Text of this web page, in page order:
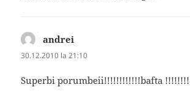
andrei
30.12.2010 la 21:10
Superbi porumbeii!!!!!!!!!!!!bafta !!!!!!!!